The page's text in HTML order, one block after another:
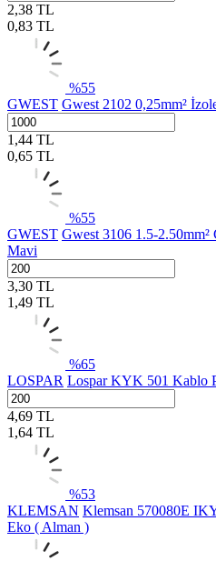
2,38 TL
0,83 TL
%55
GWEST Gwest 2102 0,25mm²
1,44 TL
0,65 TL
%55
GWEST Gwest 3106 1.5-
Mavi
3,30 TL
1,49 TL
%65
LOSPAR Lospar KYK 501 Kablo
4,69 TL
1,64 TL
%53
KLEMSAN Klemsan 570080E
Eko ( Alman )